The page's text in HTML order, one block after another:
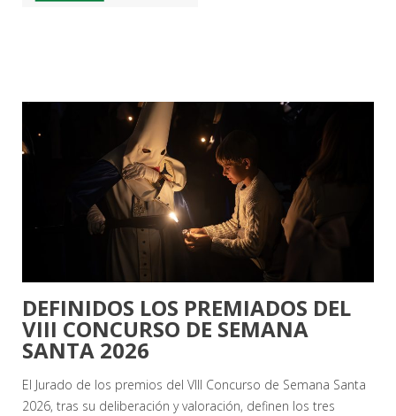
DEFINIDOS LOS PREMIADOS DEL
VIII CONCURSO DE SEMANA
SANTA 2026
El Jurado de los premios del VIII Concurso de Semana Santa
2026, tras su deliberación y valoración, definen los tres